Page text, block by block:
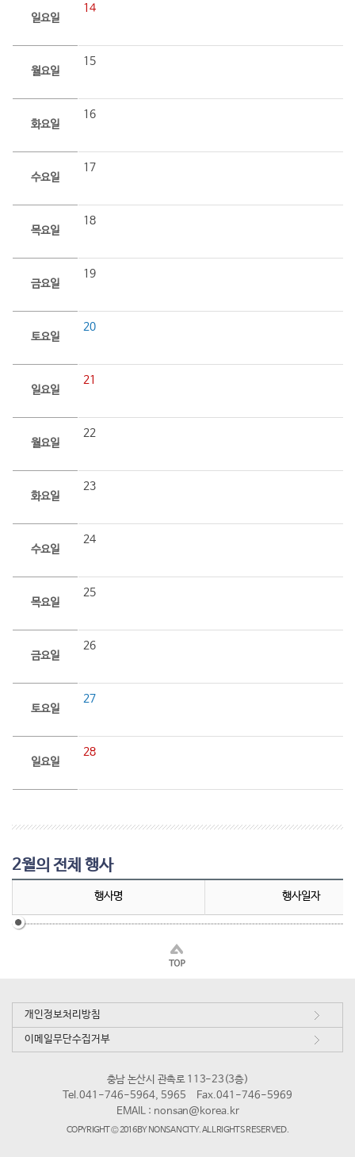
일요일
14
월요일
15
화요일
16
수요일
17
목요일
18
금요일
19
토요일
20
일요일
21
월요일
22
화요일
23
수요일
24
목요일
25
금요일
26
토요일
27
일요일
28
2월의 전체 행사
행사명 행사일자
개인정보처리방침
이메일무단수집거부
충남 논산시 관촉로 113-23(3층)
Tel.041-746-5964, 5965
Fax.041-746-5969
EMAIL : nonsan@korea.kr
COPYRIGHT © 2016 BY NONSAN CITY. ALL RIGHTS RESERVED.